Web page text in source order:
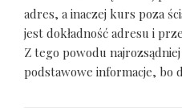
adres, a inaczej kurs poza
jest dokładność adresu i
Z tego powodu
podstawowe informacje, bo